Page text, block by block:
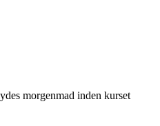
morgenmad inden kurset